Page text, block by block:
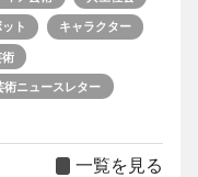
ット キャラクター
術ニュースレター
一覧を見る